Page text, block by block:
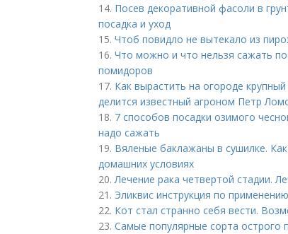
14. Посев декоративной фасоли в
посадка и уход
15. Чтоб повидло не вытекало из
16. Что можно и что нельзя сажать
помидоров
17. Как вырастить на огороде
делится известный агроном Петр
18. 7 способов посадки озимого
надо сажать
19. Вяленые баклажаны в сушилке.
домашних условиях
20.Лечение рака четвертой стадии.
21. Эликвис инструкция по
22. Кот стал странно себя вести.
23. Самые популярные сорта острого